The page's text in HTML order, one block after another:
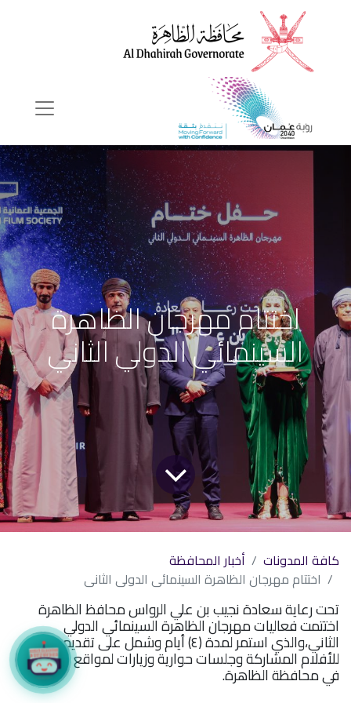
اختتام مهرجان الظاهرة
السينمائي الدولي الثاني
كافة المدونات
أخبار المحافظة
اختتام مهرجان الظاهرة السينمائي الدولي الثاني
تحت رعاية سعادة نجيب بن علي الرواس محافظ الظاهرة
اختتمت فعاليات مهرجان الظاهرة السينمائي الدولي
الثاني،والذي استمر لمدة (٤) أيام وشمل على تقديم عروض
للأفلام المشاركة وجلسات حوارية وزيارات لمواقع سياحية
في محافظة الظاهرة.